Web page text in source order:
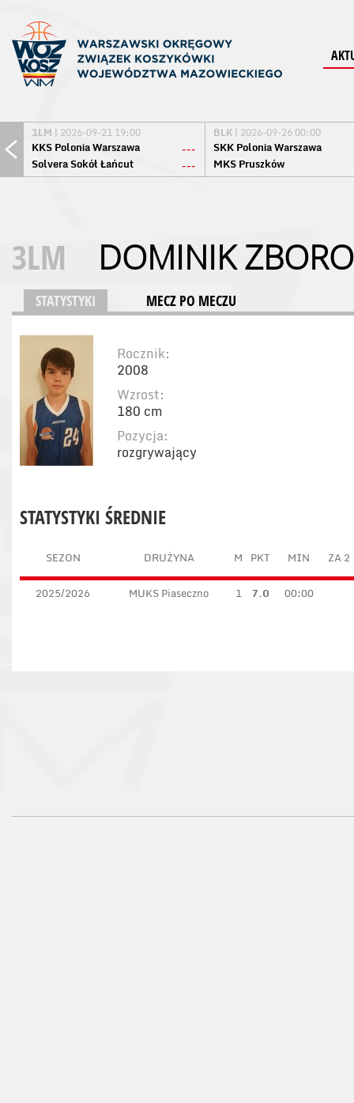
1LM | 2026-09-21 19:00
KKS Polonia Warszawa
---
Solvera Sokół Łańcut
---
BLK | 2026-09-26 00:00
SKK Polonia Warszawa
MKS Pruszków
3LM DOMINIK
STATYSTYKI MECZ PO MECZU
Rocznik:
2008
Wzrost:
180 cm
Pozycja:
rozgrywający
STATYSTYKI ŚREDNIE
SEZON DRUŻYNA M PKT MIN ZA 2
2025/2026 MUKS Piaseczno 1 7.0 00:00